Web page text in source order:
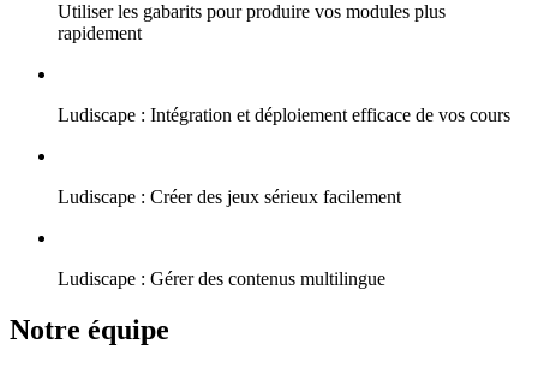
Utiliser les gabarits pour produire vos modules plus
rapidement
Ludiscape : Intégration et déploiement efficace de vos cours
Ludiscape : Créer des jeux sérieux facilement
Ludiscape : Gérer des contenus multilingue
Notre équipe